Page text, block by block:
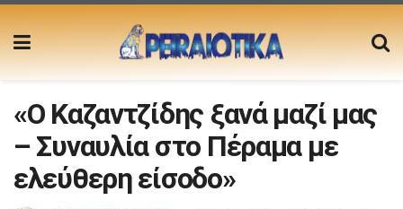
«Ο Καζαντζίδης ξανά μαζί μας
– Συναυλία στο Πέραμα με
ελεύθερη είσοδο»